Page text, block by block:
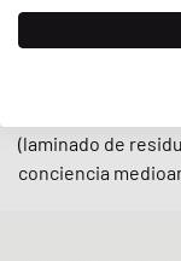
indispensables en
es que la marca
(laminado de
conciencia